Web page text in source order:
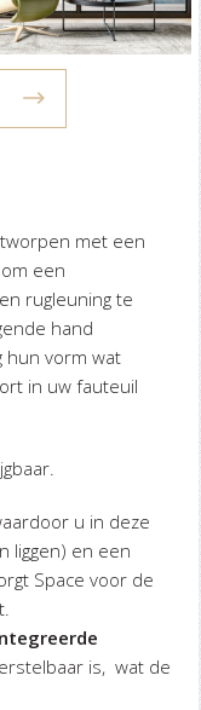
met een
een
rugleuning te
hand
hun vorm wat
in uw fauteuil
u in deze
liggen) en een
Space voor de
is, wat de